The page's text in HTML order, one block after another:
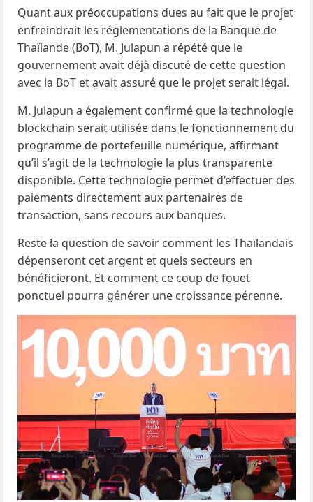
Quant aux préoccupations dues au fait que le projet
enfreindrait les réglementations de la Banque de
Thaïlande (BoT), M. Julapun a répété que le
gouvernement avait déjà discuté de cette question
avec la BoT et avait assuré que le projet serait légal.
M. Julapun a également confirmé que la technologie
blockchain serait utilisée dans le fonctionnement du
programme de portefeuille numérique, affirmant
qu’il s’agit de la technologie la plus transparente
disponible. Cette technologie permet d’effectuer des
paiements directement aux partenaires de
transaction, sans recours aux banques.
Reste la question de savoir comment les Thaïlandais
dépenseront cet argent et quels secteurs en
bénéficieront. Et comment ce coup de fouet
ponctuel pourra générer une croissance pérenne.